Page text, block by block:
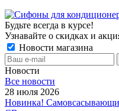
Будьте всегда в курсе!
Узнавайте о скидках и
Новости магазина
Новости
Все новости
28 июля 2026
Новинка!